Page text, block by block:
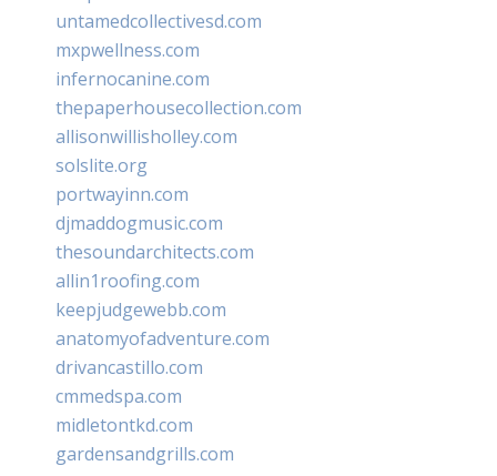
untamedcollectivesd.com
mxpwellness.com
infernocanine.com
thepaperhousecollection.com
allisonwillisholley.com
solslite.org
portwayinn.com
djmaddogmusic.com
thesoundarchitects.com
allin1roofing.com
keepjudgewebb.com
anatomyofadventure.com
drivancastillo.com
cmmedspa.com
midletontkd.com
gardensandgrills.com